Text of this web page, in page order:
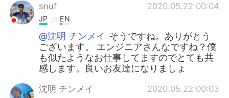
Português
snuf 2020.05.22 00:04
JP EN
@沈明 チンメイ そうですね。ありがとう
ございます。 エンジニアさんなですね？僕
も似たようなお仕事してますのでとても共
感します。良いお友達になりましょ
沈明 チンメイ 2020.05.22 00:03